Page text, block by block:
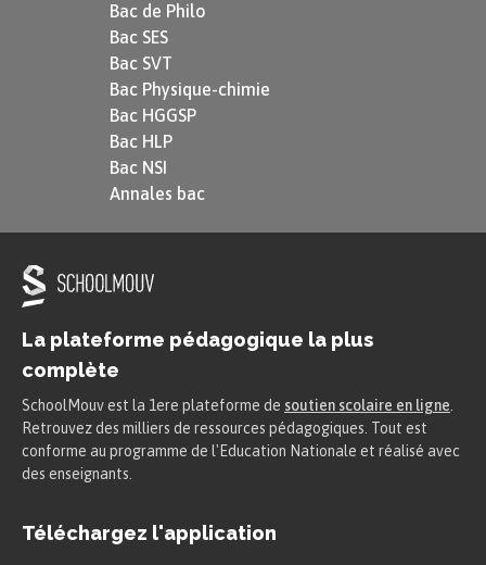
Bac de Philo
Bac SES
Bac SVT
Bac Physique-chimie
Bac HGGSP
Bac HLP
Bac NSI
Annales bac
La plateforme pédagogique la plus
complète
SchoolMouv est la 1ere plateforme de soutien scolaire en ligne
Retrouvez des milliers de ressources pédagogiques. Tout est
conforme au programme de l'Education Nationale et réalisé avec
des enseignants.
Téléchargez l'application